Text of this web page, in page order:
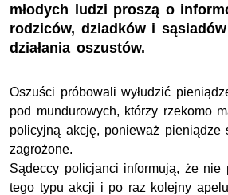
młodych ludzi proszą o
rodziców, dziadków i
działania oszustów.
Oszuści próbowali wyłudzić
pod mundurowych, którzy rzekomo
policyjną akcję, ponieważ pieniądze
zagrożone.
Sądeccy policjanci informują, że nie
tego typu akcji i po raz kolejny